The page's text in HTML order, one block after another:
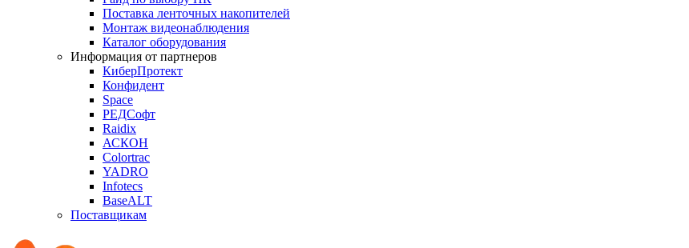
Поставка ленточных накопителей
Монтаж видеонаблюдения
Каталог оборудования
Информация от партнеров
КиберПротект
Конфидент
Space
РЕДСофт
Raidix
АСКОН
Colortrac
YADRO
Infotecs
BaseALT
Поставщикам